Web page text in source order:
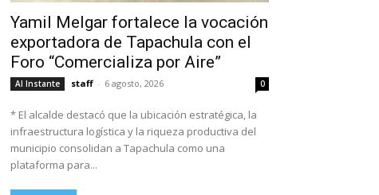
Yamil Melgar fortalece la vocación
exportadora de Tapachula con el
Foro “Comercializa por Aire”
Al Instante staff - 6 agosto, 2026 0
* El alcalde destacó que la ubicación estratégica, la
infraestructura logística y la riqueza productiva del
municipio consolidan a Tapachula como una
plataforma para...